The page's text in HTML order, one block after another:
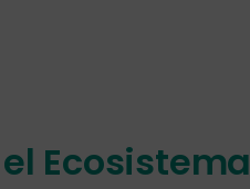
Ecosistema